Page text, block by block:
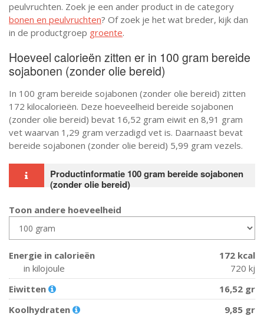
peulvruchten. Zoek je een ander product in de category
bonen en peulvruchten? Of zoek je het wat breder, kijk dan
in de productgroep groente.
Hoeveel calorieën zitten er in 100 gram bereide
sojabonen (zonder olie bereid)
In 100 gram bereide sojabonen (zonder olie bereid) zitten
172 kilocalorieën. Deze hoeveelheid bereide sojabonen
(zonder olie bereid) bevat 16,52 gram eiwit en 8,91 gram
vet waarvan 1,29 gram verzadigd vet is. Daarnaast bevat
bereide sojabonen (zonder olie bereid) 5,99 gram vezels.
Productinformatie 100 gram bereide sojabonen
(zonder olie bereid)
Toon andere hoeveelheid
Energie in calorieën
172 kcal
in kilojoule
720 kj
Eiwitten
16,52 gr
Koolhydraten
9,85 gr